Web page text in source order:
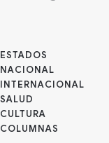
ESTADOS
NACIONAL
INTERNACIONAL
SALUD
CULTURA